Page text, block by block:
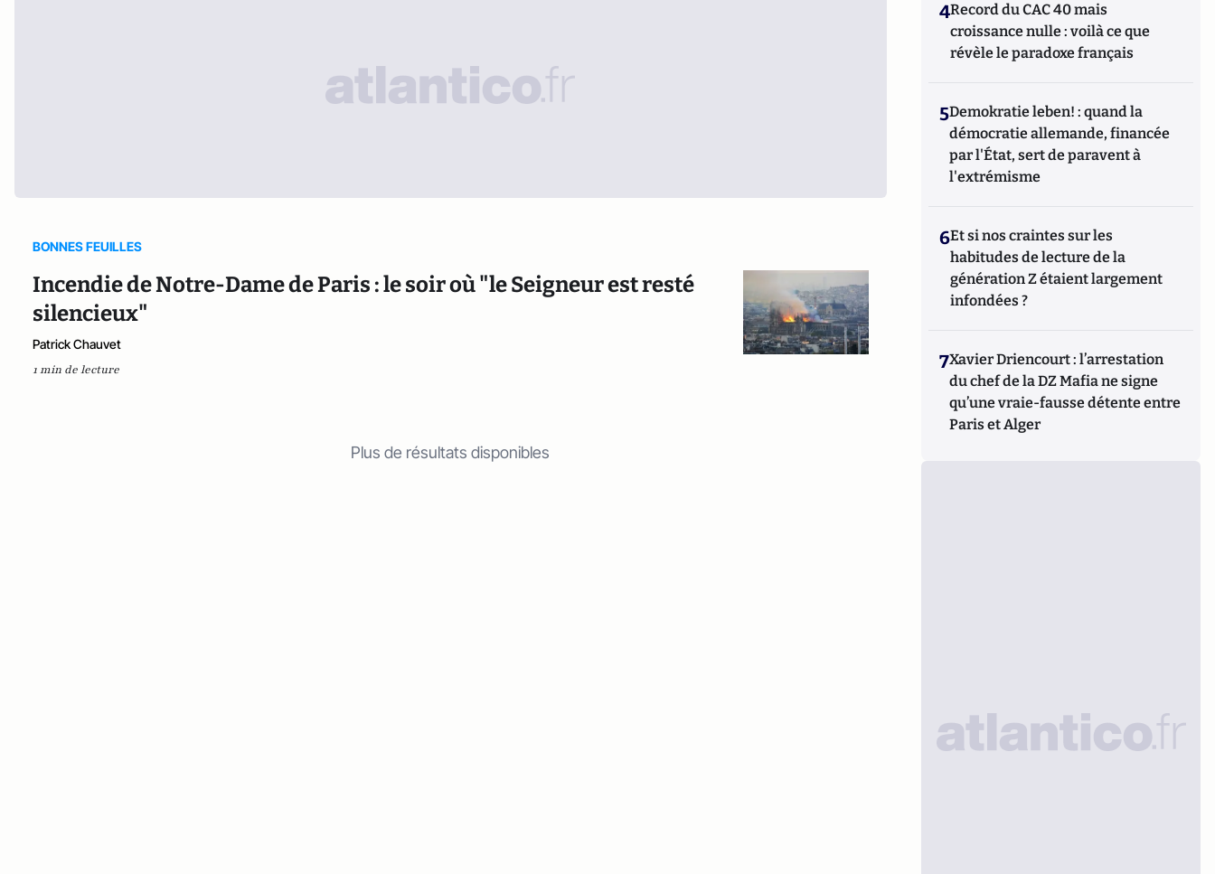
BONNES FEUILLES
Incendie de Notre-Dame de Paris : le soir où "le Seigneur est resté
silencieux"
Patrick Chauvet
1 min de lecture
Plus de résultats disponibles
4Record du CAC 40 mais
croissance nulle : voilà ce que
révèle le paradoxe français
5Demokratie leben! : quand la
démocratie allemande, financée
par l'État, sert de paravent à
l'extrémisme
6Et si nos craintes sur les
habitudes de lecture de la
génération Z étaient largement
infondées ?
7Xavier Driencourt : l’arrestation
du chef de la DZ Mafia ne signe
qu’une vraie-fausse détente entre
Paris et Alger